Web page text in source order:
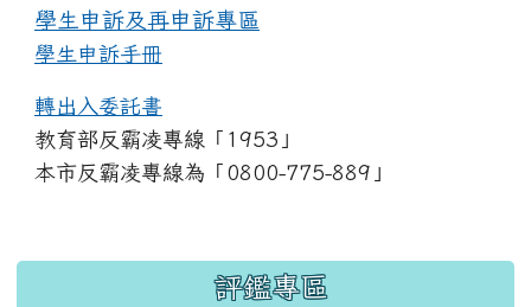
學生申訴及再申訴專區
學生申訴手冊
轉出入委託書
教育部反霸凌專線「1953」
本市反霸凌專線為「0800-775-889」
:::
評鑑專區